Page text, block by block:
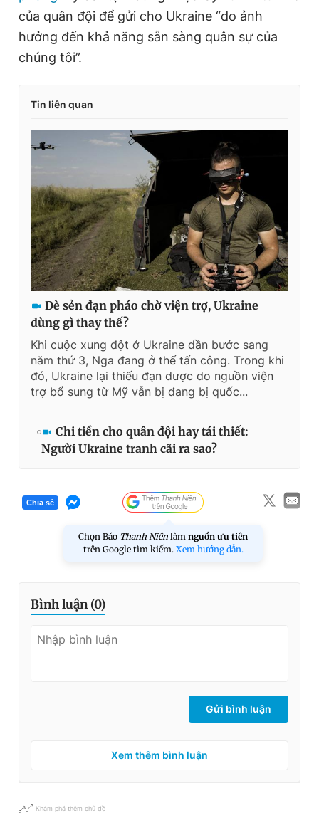
của quân đội để gửi cho Ukraine “do ảnh
hưởng đến khả năng sẵn sàng quân sự của
chúng tôi”.
Tin liên quan
Dè sẻn đạn pháo chờ viện trợ, Ukraine
dùng gì thay thế?
Khi cuộc xung đột ở Ukraine dần bước sang
năm thứ 3, Nga đang ở thế tấn công. Trong khi
đó, Ukraine lại thiếu đạn dược do nguồn viện
trợ bổ sung từ Mỹ vẫn bị đang bị quốc...
Chi tiền cho quân đội hay tái thiết:
Người Ukraine tranh cãi ra sao?
Chia sẻ
Chọn Báo Thanh Niên làm nguồn ưu tiên
trên Google tìm kiếm. Xem hướng dẫn.
Bình luận (0)
Gửi bình luận
Xem thêm bình luận
Khám phá thêm chủ đề